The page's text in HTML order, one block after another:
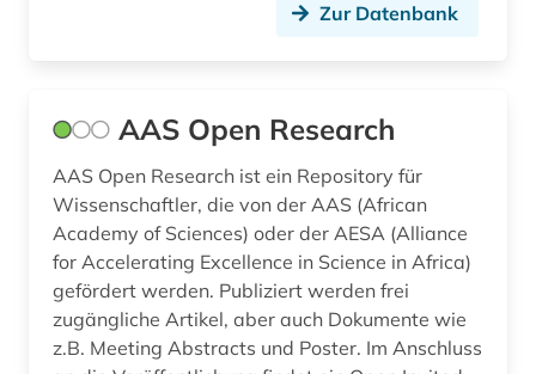
basel (1)
bauakademie (1)
bayern (1)
belgien (1)
benin (1)
Saarland (1)
Sachsen (1)
Sachsen-Anhalt (2)
Schweden (3)
Schweiz (4)
Suedamerika (1)
Zur Datenbank
AAS Open Research
AAS Open Research ist ein Repository für
Wissenschaftler, die von der AAS (African
Academy of Sciences) oder der AESA (Alliance
for Accelerating Excellence in Science in Africa)
gefördert werden. Publiziert werden frei
zugängliche Artikel, aber auch Dokumente wie
z.B. Meeting Abstracts und Poster. Im Anschluss